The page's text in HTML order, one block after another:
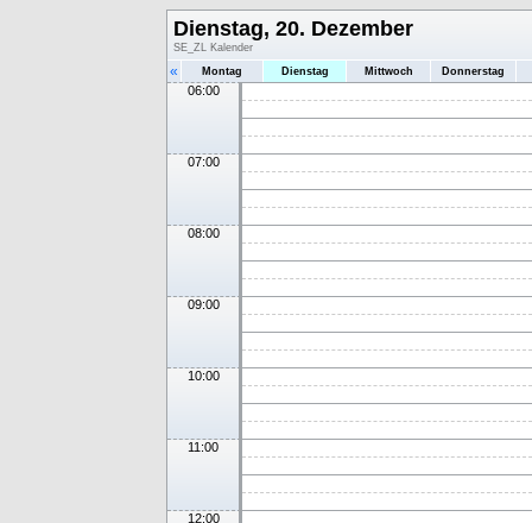
Dienstag, 20. Dezember
SE_ZL Kalender
« Montag Dienstag Mittwoch Donnerstag
06:00
07:00
08:00
09:00
10:00
11:00
12:00